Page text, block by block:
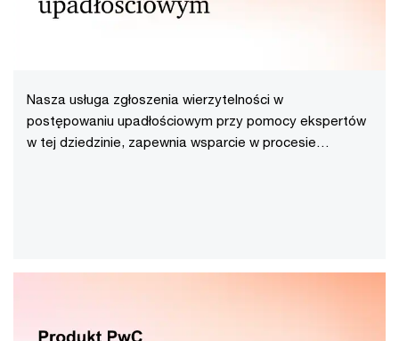
Nasza usługa zgłoszenia wierzytelności w
postępowaniu upadłościowym przy pomocy ekspertów
w tej dziedzinie, zapewnia wsparcie w procesie